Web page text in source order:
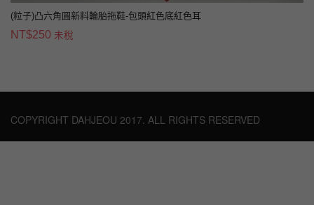
(粒子)凸六角圓新料輪胎拖鞋-包頭紅色底紅色耳
NT$250 未稅
COPYRIGHT DAHJEOU 2017. ALL RIGHTS RESERVED